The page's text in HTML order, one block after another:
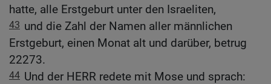
hatte, alle Erstgeburt unter den Israeliten,
43 und die Zahl der Namen aller männlichen
Erstgeburt, einen Monat alt und darüber, betrug
22273.
44 Und der HERR redete mit Mose und sprach: